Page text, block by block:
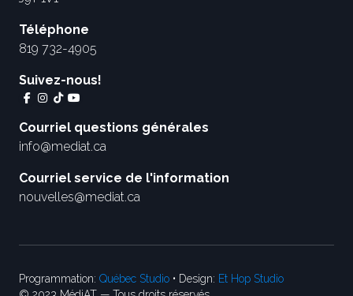
Téléphone
819 732-4905
Suivez-nous!
Courriel questions générales
info@mediat.ca
Courriel service de l'information
nouvelles@mediat.ca
Programmation: Québec Studio • Design: Et Hop Studio